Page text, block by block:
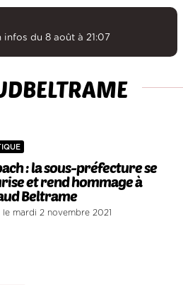
infos du 8 août à 21:07
: la sous-préfecture se
et rend hommage à
Beltrame
le mardi 2 novembre 2021